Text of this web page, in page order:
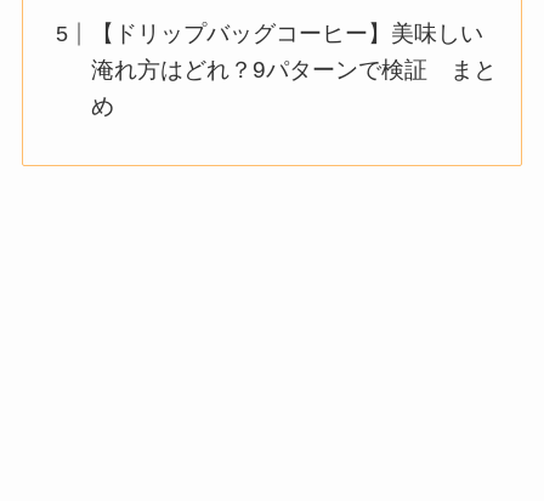
【ドリップバッグコーヒー】美味しい
淹れ方はどれ？9パターンで検証 まと
め